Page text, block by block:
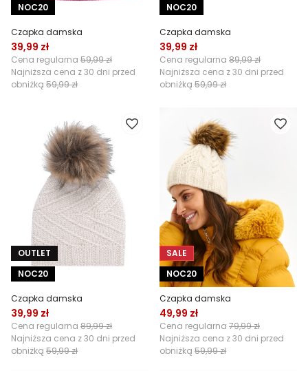
NOC20
Czapka damska
39,99 zł
Cena regularna 59,99 zł
Najniższa cena z 30 dni przed
obniżką 59,99 zł
NOC20
Czapka damska
39,99 zł
Cena regularna 89,99 zł
Najniższa cena z 30 dni przed
obniżką 59,99 zł
OUTLET
NOC20
Czapka damska
39,99 zł
Cena regularna 89,99 zł
Najniższa cena z 30 dni przed
obniżką 59,99 zł
SALE
NOC20
Czapka damska
49,99 zł
Cena regularna 79,99 zł
Najniższa cena z 30 dni przed
obniżką 59,99 zł